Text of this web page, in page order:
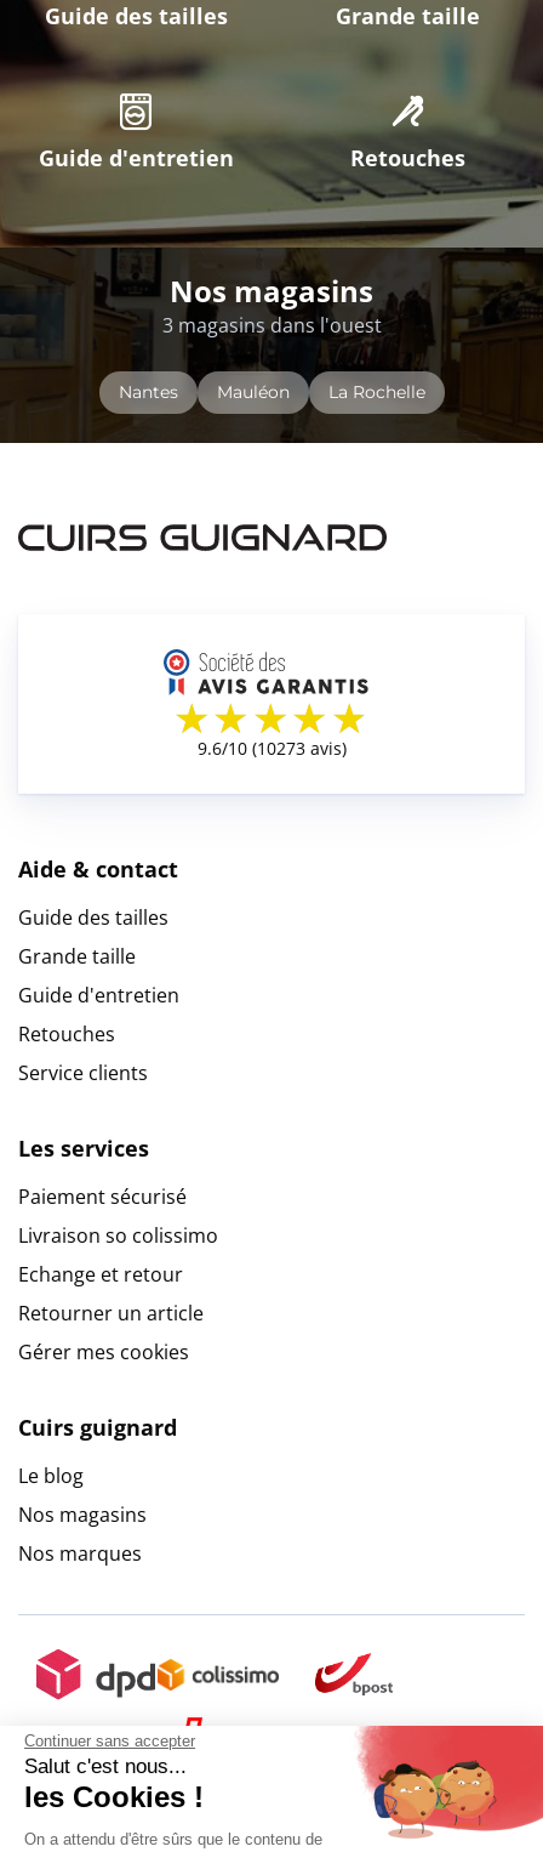
Continuer sans accepter
Salut c'est nous...
les Cookies !
On a attendu d'être sûrs que le contenu de
Guide des tailles Grande taille
Guide d'entretien Retouches
Nos magasins
3 magasins dans l'ouest
Nantes Mauléon La Rochelle
Aide & contact
Guide des tailles
Grande taille
Guide d'entretien
Retouches
Service clients
Les services
Paiement sécurisé
Livraison so colissimo
Echange et retour
Retourner un article
Gérer mes cookies
Cuirs guignard
Le blog
Nos magasins
Nos marques